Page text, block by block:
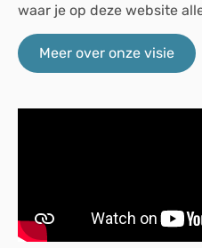
waar je op deze website
Meer over onze visie